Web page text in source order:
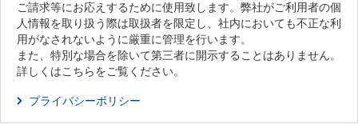
ご請求等にお応えするために使用致します。弊社がご利用者の個
人情報を取り扱う際は取扱者を限定し、社内においても不正な利
用がなされないように厳重に管理を行います。
また、特別な場合を除いて第三者に開示することはありません。
詳しくはこちらをご覧ください。
プライバシーポリシー